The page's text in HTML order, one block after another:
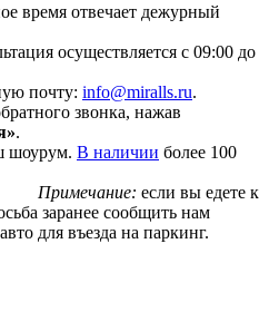
время отвечает дежурный
осуществляется с 09:00 до
почту: info@miralls.ru.
звонка, нажав
.
шоурум. В наличии более 100
зеркал.
Примечание: если вы едете к
заранее сообщить нам
для въезда на паркинг.